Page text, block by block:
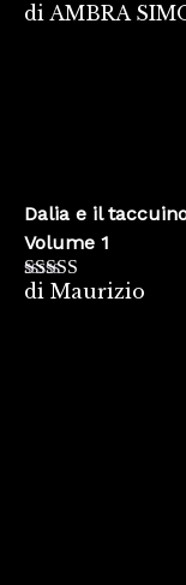
Valutato5su
di AMBRA
Dalia e il
Volume 1
Valutato4
di Maurizio